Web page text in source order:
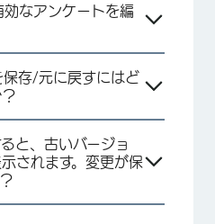
なアンケートを編
存/元に戻すにはど
と、古いバージョ
されます。変更が保